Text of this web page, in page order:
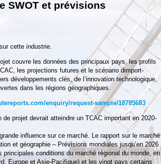
SWOT et prévisions
cette industrie.
couvre les données des principaux pays, les profils
les projections futures et le scénario dimport-
développements clés, de l’innovation technologique,
dans les régions géographiques.
enquiry/request-sample/18785683
projet devrait atteindre un TCAC important en 2020-
influence sur ce marché. Le rapport sur le marché
et géographie – Prévisions mondiales jusqu’en 2026
conditions du marché régional du monde, en
Europe et Asie-Pacifique) et les vingt pays certains